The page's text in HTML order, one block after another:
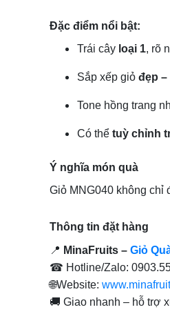
Đặc điểm nổi bật:
Trái cây loại 1, rõ
Sắp xếp giỏ đẹp –
Tone hồng trang
Có thể tuỳ chỉnh
Ý nghĩa món quà
Giỏ MNG040 không chỉ
Thông tin đặt hàng
📍 MinaFruits – Giỏ
☎ Hotline/Zalo:
🌐Website:
🚚 Giao nhanh – hỗ trợ